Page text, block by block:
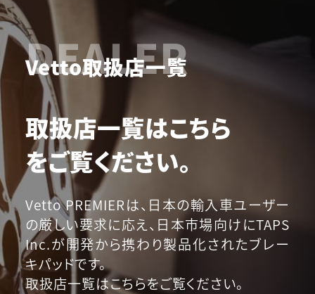
DEALER
Vetto取扱店一覧
取扱店一覧はこちら
をご覧ください。
Vetto PREMIERは、日本の輸入車ユーザー
の厳しい要求に応え、日本市場向けにTAPS
Inc.が開発から携わり製品化されたブレー
キパッドです。
取扱店一覧はこちらをご覧ください。